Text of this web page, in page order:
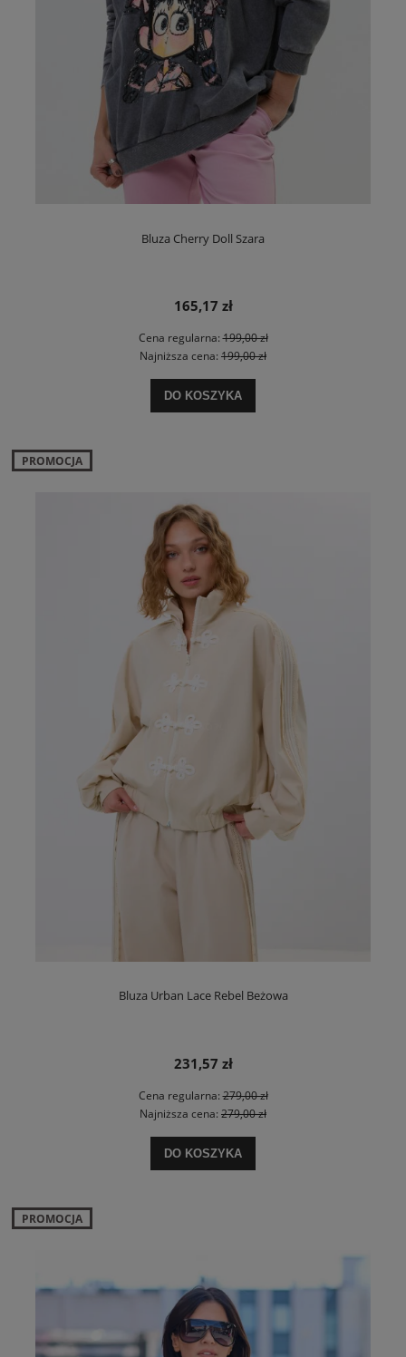
Bluza Cherry Doll Szara
165,17 zł
Cena regularna:199,00 zł
Najniższa cena: 199,00 zł
DO KOSZYKA
Bluza Urban Lace Rebel Beżowa
231,57 zł
Cena regularna:279,00 zł
Najniższa cena: 279,00 zł
DO KOSZYKA
PROMOCJA
PROMOCJA